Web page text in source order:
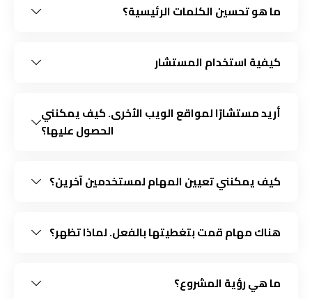
ما هو تحسين الكلمات الرئيسية؟
كيفية استخدام المستشار
أريد مستشارًا لمواقع الويب الأخرى. كيف يمكنني
الحصول عليها؟
كيف يمكنني تعيين المهام لمستخدمين آخرين؟
هناك مهام قمت بتغطيتها بالفعل. لماذا تظهر؟
ما هي رؤية المشروع؟